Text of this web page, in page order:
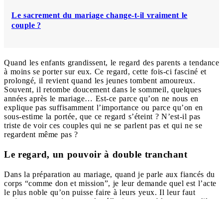
Le sacrement du mariage change-t-il vraiment le
couple ?
Quand les enfants grandissent, le regard des parents a tendance
à moins se porter sur eux. Ce regard, cette fois-ci fasciné et
prolongé, il revient quand les jeunes tombent amoureux.
Souvent, il retombe doucement dans le sommeil, quelques
années après le mariage… Est-ce parce qu’on ne nous en
explique pas suffisamment l’importance ou parce qu’on en
sous-estime la portée, que ce regard s’éteint ? N’est-il pas
triste de voir ces couples qui ne se parlent pas et qui ne se
regardent même pas ?
Le regard, un pouvoir à double tranchant
Dans la préparation au mariage, quand je parle aux fiancés du
corps “comme don et mission”, je leur demande quel est l’acte
le plus noble qu’on puisse faire à leurs yeux. Il leur faut